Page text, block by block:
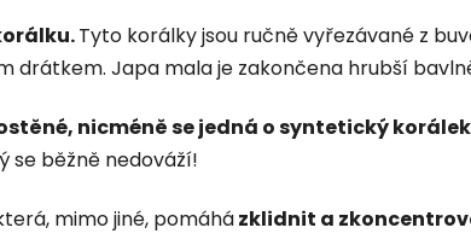
Tyto korálky jsou ručně vyřezávané z
drátkem. Japa mala je zakončena hrubší
nicméně se jedná o syntetický
se běžně nedováží!
mimo jiné, pomáházklidnit a